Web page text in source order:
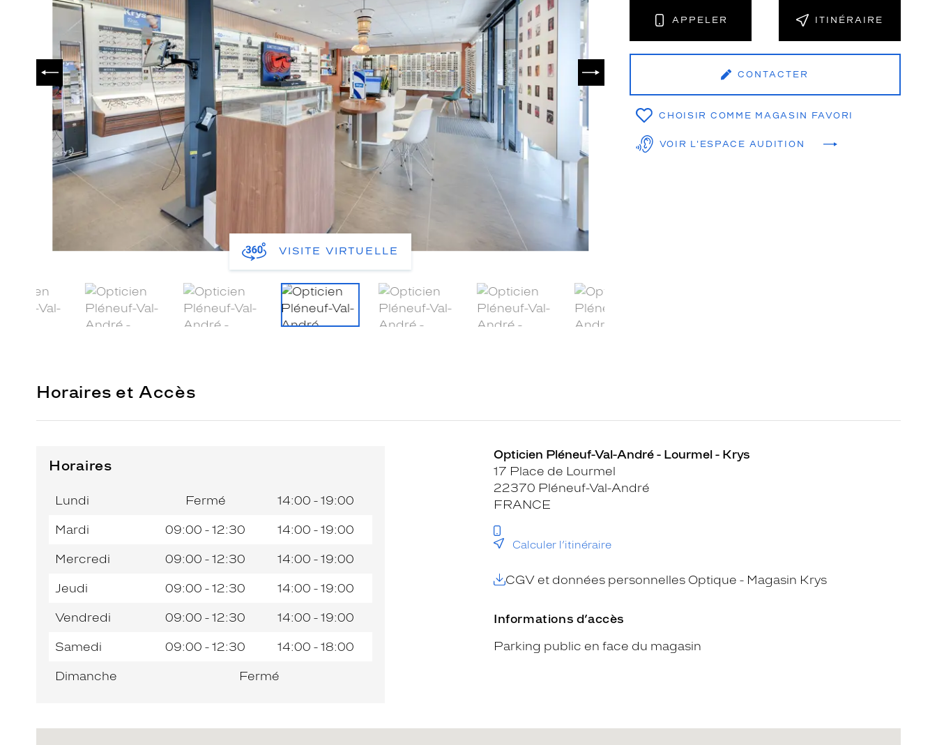
PRÉCÉDENT
VISITE VIRTUELLE
APPELER ITINÉRAIRE
CONTACTER
CHOISIR COMME MAGASIN FAVORI
VOIR L'ESPACE AUDITION
Horaires et Accès
Horaires
Jour de
semaine
Horaires
l’après-
Lundi Fermé 14:00 - 19:00
Mardi 09:00 - 12:30 14:00 - 19:00
Mercredi 09:00 - 12:30 14:00 - 19:00
Jeudi 09:00 - 12:30 14:00 - 19:00
Vendredi 09:00 - 12:30 14:00 - 19:00
Samedi 09:00 - 12:30 14:00 - 18:00
Dimanche Fermé
Opticien Pléneuf-Val-André - Lourmel - Krys
17 Place de Lourmel
22370 Pléneuf-Val-André
FRANCE
Calculer l’itinéraire
CGV et données personnelles Optique - Magasin Krys
Informations d’accès
Parking public en face du magasin